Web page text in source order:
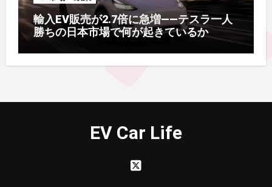
輸入EV販売が2.7倍に急増——テスラ一人
勝ちの日本市場で何が起きているか
EV Car Life